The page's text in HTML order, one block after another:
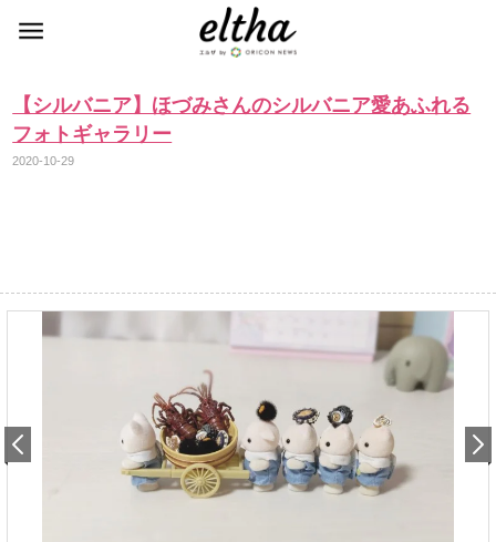
【シルバニア】ほづみさんのシルバニア愛あふれる
フォトギャラリー
2020-10-29